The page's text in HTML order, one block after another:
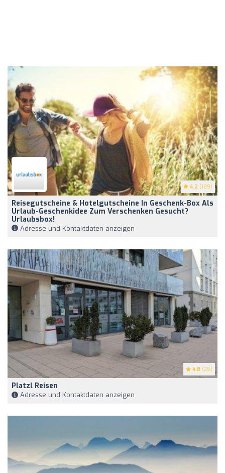
4.2 (189)
Reisegutscheine & Hotelgutscheine In Geschenk-Box Als
Urlaub-Geschenkidee Zum Verschenken Gesucht?
Urlaubsbox!
Adresse und Kontaktdaten anzeigen
4.8 (25)
Platzl Reisen
Adresse und Kontaktdaten anzeigen